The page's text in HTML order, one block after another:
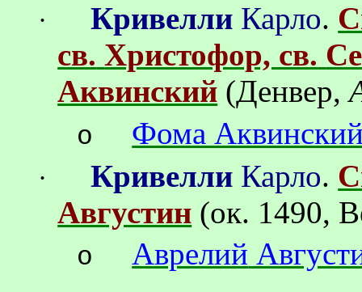
· Кривелли Карло.
св. Христофор, св.
Аквинский (Денвер,
o Фома
· Кривелли Карло.
Августин (ок. 1490,
o Аврелий